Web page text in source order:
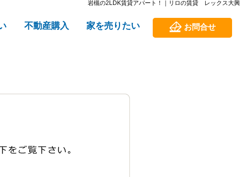
岩槻の2LDK賃貸アパート！｜リロの賃貸 レックス大興
不動産購入 家を売りたい お問合せ